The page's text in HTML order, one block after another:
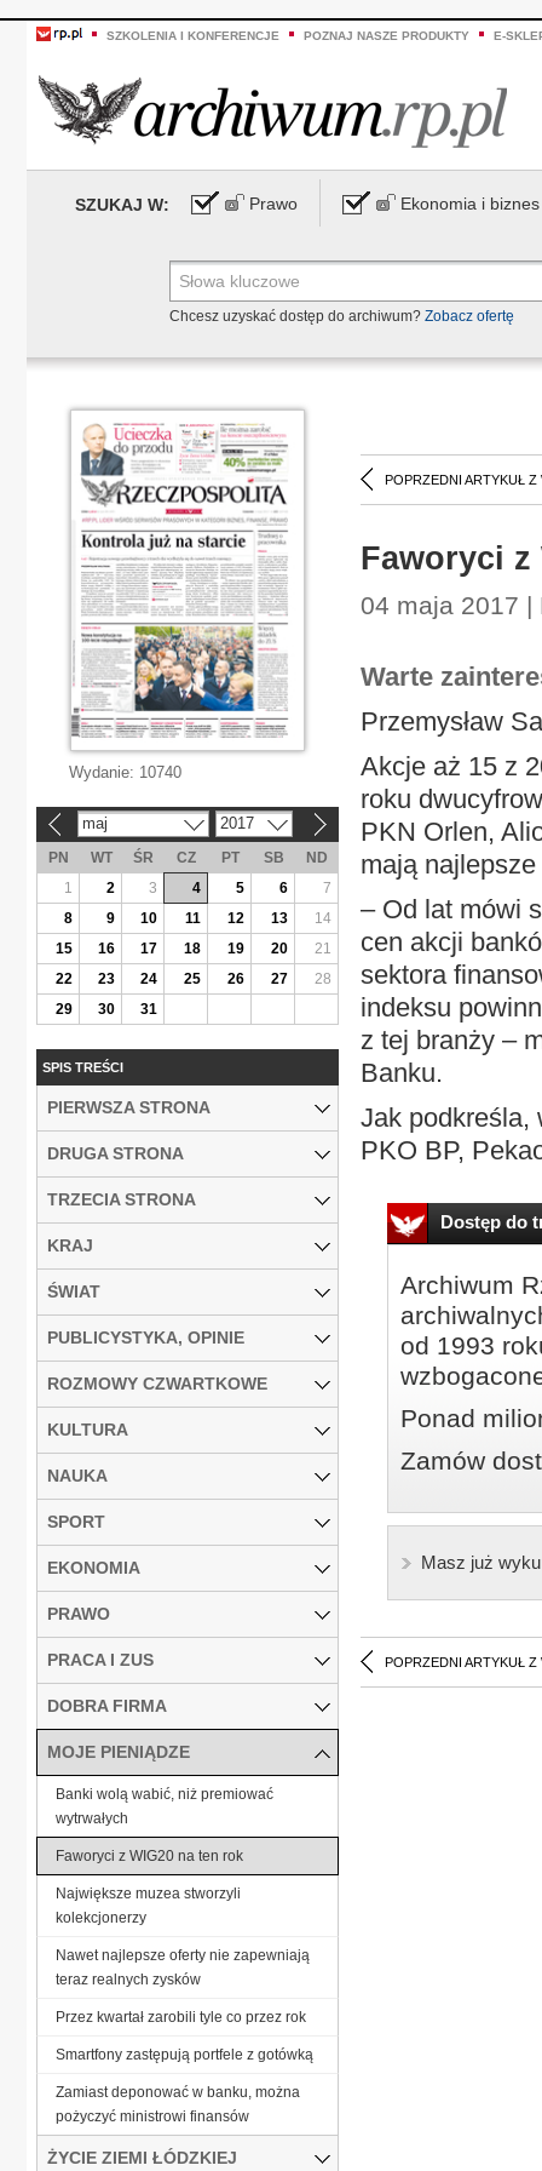
SZKOLENIA I KONFERENCJE POZNAJ NASZE PRODUKTY E-
SZUKAJ W: Prawo Ekonomia i biznes
Chcesz uzyskać dostęp do archiwum? Zobacz ofertę
POPRZEDNI ARTYKUŁ Z
Faworyci z
04 maja 2017
Warte
Przemysław
Akcje aż 15 z
roku
PKN Orlen,
mają
– Od lat mówi
cen akcji
sektora
indeksu
z tej branży –
Banku.
Jak podkreśla,
PKO BP,
Dostęp do
Archiwum
od 1993
Ponad
Zamów
Masz już
POPRZEDNI ARTYKUŁ Z
Wydanie: 10740
maj 2017
PN WT ŚR CZ PT SB
ND
1
2 3 4 5 6
7
8
9 10 11 12 13
14
15
16 17 18 19 20
21
22
23 24 25 26 27
28
29
30 31
SPIS TREŚCI
PIERWSZA STRONA
DRUGA STRONA
TRZECIA STRONA
KRAJ
ŚWIAT
PUBLICYSTYKA, OPINIE
ROZMOWY CZWARTKOWE
KULTURA
NAUKA
SPORT
EKONOMIA
PRAWO
PRACA I ZUS
DOBRA FIRMA
MOJE PIENIĄDZE
Banki wolą wabić, niż premiować
wytrwałych
Faworyci z WIG20 na ten rok
Największe muzea stworzyli
kolekcjonerzy
Nawet najlepsze oferty nie zapewniają
teraz realnych zysków
Przez kwartał zarobili tyle co przez rok
Smartfony zastępują portfele z gotówką
Zamiast deponować w banku, można
pożyczyć ministrowi finansów
ŻYCIE ZIEMI ŁÓDZKIEJ